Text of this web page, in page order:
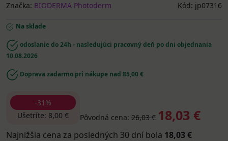
Značka: BIODERMA Photoderm Kód: jp07316
Na sklade
odoslanie do 24h - nasledujúci pracovný deň po dni objednania
10.08.2026
Doprava zadarmo pri nákupe nad 85,00 €
-31%
Ušetríte: 8,00 €
Pôvodná cena: 26,03 € 18,03 €
Najnižšia cena za posledných 30 dní bola 18,03 €